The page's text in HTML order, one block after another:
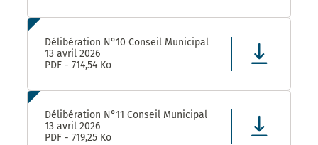
Délibération N°10 Conseil Municipal
13 avril 2026
PDF - 714,54 Ko
Délibération N°11 Conseil Municipal
13 avril 2026
PDF - 719,25 Ko